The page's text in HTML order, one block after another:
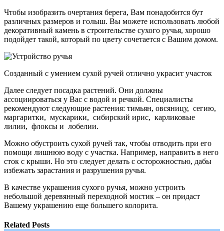
Чтобы изобразить очертания берега, Вам понадобится бут
различных размеров и голыш. Вы можете использовать любой
декоративный камень в строительстве сухого ручья, хорошо
подойдет такой, который по цвету сочетается с Вашим домом.
Созданный с умением сухой ручей отлично украсит участок
Далее следует посадка растений. Они должны
ассоциироваться у Вас с водой и речкой. Специалисты
рекомендуют следующие растения: тимьян, овсяницу, сегию,
маргаритки, мускарики, сибирский ирис, карликовые
лилии, флоксы и лобелии.
Можно обустроить сухой ручей так, чтобы отводить при его
помощи лишнюю воду с участка. Например, направить в него
сток с крыши. Но это следует делать с осторожностью, дабы
избежать зарастания и разрушения ручья.
В качестве украшения сухого ручья, можно устроить
небольшой деревянный переходной мостик – он придаст
Вашему украшению еще большего колорита.
Related Posts